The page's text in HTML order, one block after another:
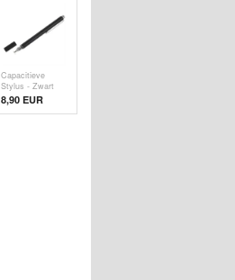
Capacitieve
Stylus - Zwart
8,90 EUR